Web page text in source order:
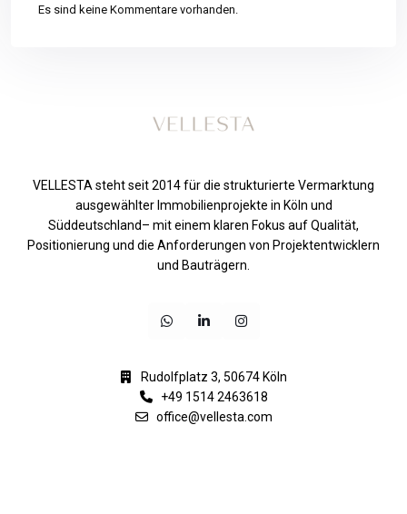
Es sind keine Kommentare vorhanden.
VELLESTA steht seit 2014 für die strukturierte Vermarktung
ausgewählter Immobilienprojekte in Köln und
Süddeutschland– mit einem klaren Fokus auf Qualität,
Positionierung und die Anforderungen von Projektentwicklern
und Bauträgern.
Rudolfplatz 3, 50674 Köln
+49 1514 2463618
office@vellesta.com